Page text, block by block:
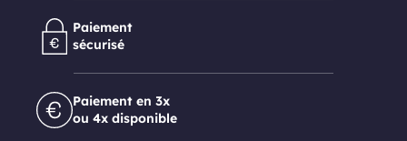
Paiement
sécurisé
Paiement en 3x
ou 4x disponible